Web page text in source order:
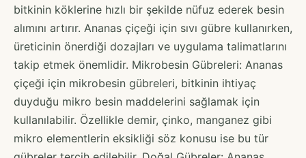
bitkinin köklerine hızlı bir şekilde nüfuz ederek besin
alımını artırır. Ananas çiçeği için sıvı gübre kullanırken,
üreticinin önerdiği dozajları ve uygulama talimatlarını
takip etmek önemlidir. Mikrobesin Gübreleri: Ananas
çiçeği için mikrobesin gübreleri, bitkinin ihtiyaç
duyduğu mikro besin maddelerini sağlamak için
kullanılabilir. Özellikle demir, çinko, manganez gibi
mikro elementlerin eksikliği söz konusu ise bu tür